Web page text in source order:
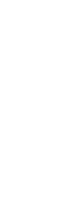
Berbagi di